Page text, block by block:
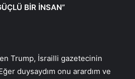
BİR İNSAN”
Trump, İsrailli gazetecinin
duysaydım onu arardım ve